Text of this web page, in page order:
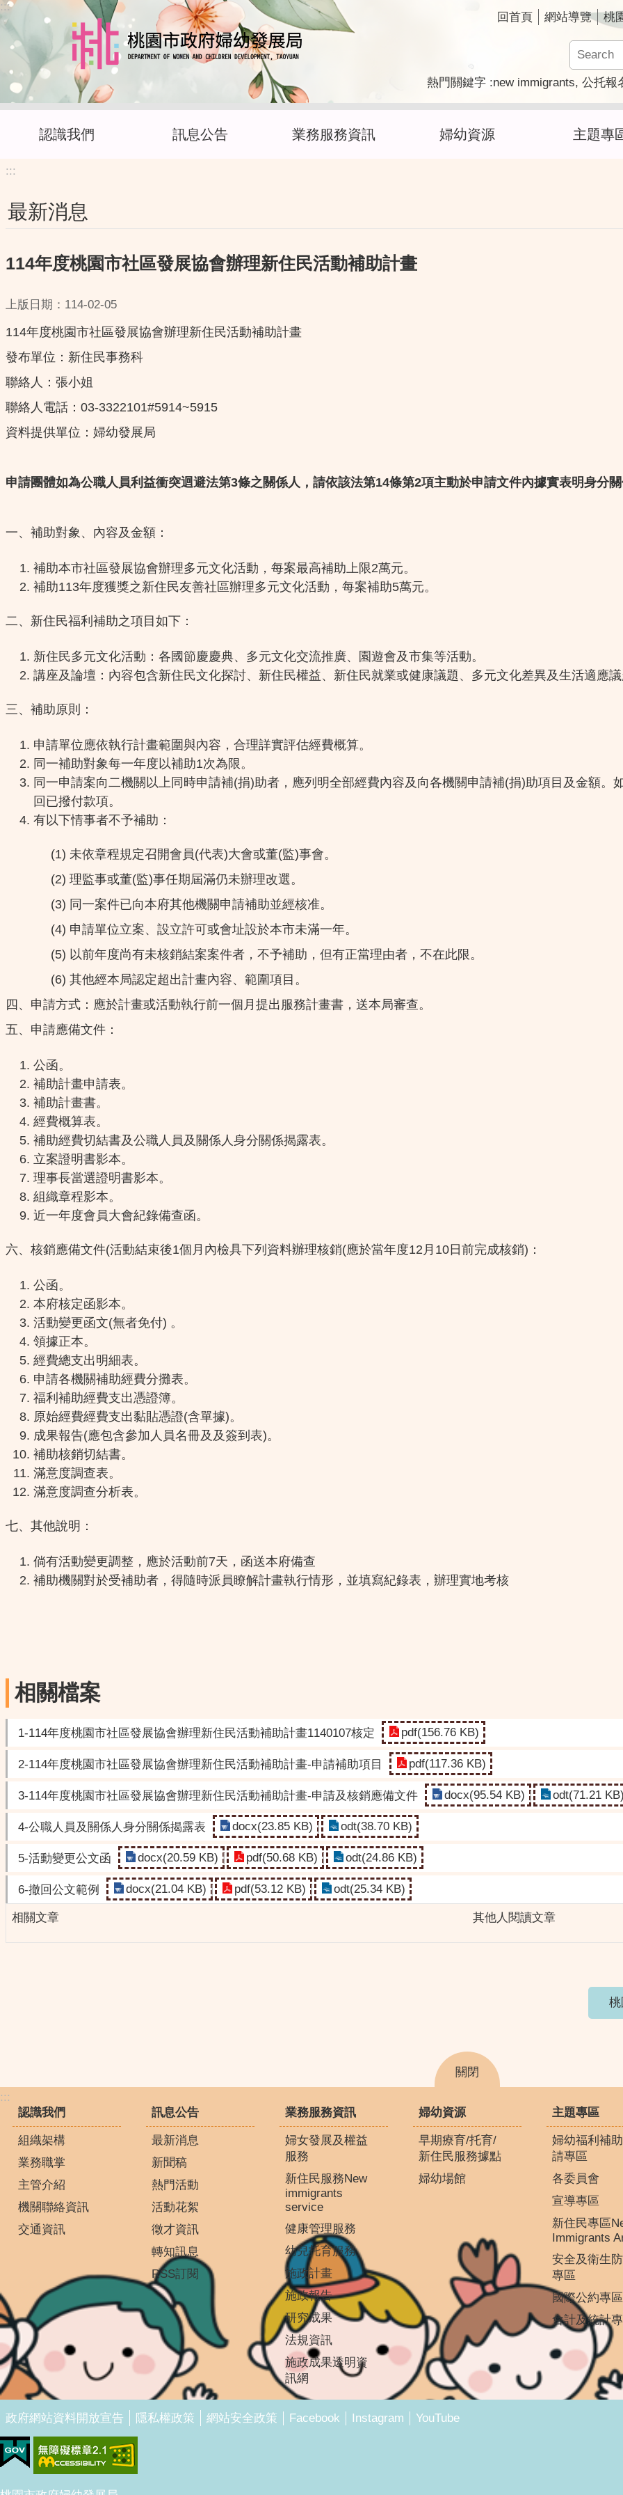
跳到主要內容區塊
:::
回首頁 網站導覽 桃
熱門關鍵字 new immigrants 公托報
認識我們 訊息公告 業務服務資訊 婦幼資源 主題專
:::
最新消息
114年度桃園市社區發展協會辦理新住民活動補助計畫
上版日期：114-02-05
114年度桃園市社區發展協會辦理新住民活動補助計畫
發布單位：新住民事務科
聯絡人：張小姐
聯絡人電話：03-3322101#5914~5915
資料提供單位：婦幼發展局
申請團體如為公職人員利益衝突迴避法第3條之關係人，請依該法第14條第2項主動於申請文件內據實表明身分
一、補助對象、內容及金額：
補助本市社區發展協會辦理多元文化活動，每案最高補助上限2萬元。
補助113年度獲獎之新住民友善社區辦理多元文化活動，每案補助5萬元。
二、新住民福利補助之項目如下：
新住民多元文化活動：各國節慶慶典、多元文化交流推廣、園遊會及市集等活動。
講座及論壇：內容包含新住民文化探討、新住民權益、新住民就業或健康議題、多元文化差異及生活適應
三、補助原則：
申請單位應依執行計畫範圍與內容，合理詳實評估經費概算。
同一補助對象每一年度以補助1次為限。
同一申請案向二機關以上同時申請補(捐)助者，應列明全部經費內容及向各機關申請補(捐)助項目及金額
回已撥付款項。
有以下情事者不予補助：
(1) 未依章程規定召開會員(代表)大會或董(監)事會。
(2) 理監事或董(監)事任期屆滿仍未辦理改選。
(3) 同一案件已向本府其他機關申請補助並經核准。
(4) 申請單位立案、設立許可或會址設於本市未滿一年。
(5) 以前年度尚有未核銷結案案件者，不予補助，但有正當理由者，不在此限。
(6) 其他經本局認定超出計畫內容、範圍項目。
四、申請方式：應於計畫或活動執行前一個月提出服務計畫書，送本局審查。
五、申請應備文件：
公函。
補助計畫申請表。
補助計畫書。
經費概算表。
補助經費切結書及公職人員及關係人身分關係揭露表。
立案證明書影本。
理事長當選證明書影本。
組織章程影本。
近一年度會員大會紀錄備查函。
六、核銷應備文件(活動結束後1個月內檢具下列資料辦理核銷(應於當年度12月10日前完成核銷)：
公函。
本府核定函影本。
活動變更函文(無者免付) 。
領據正本。
經費總支出明細表。
申請各機關補助經費分攤表。
福利補助經費支出憑證簿。
原始經費經費支出黏貼憑證(含單據)。
成果報告(應包含參加人員名冊及及簽到表)。
補助核銷切結書。
滿意度調查表。
滿意度調查分析表。
七、其他說明：
倘有活動變更調整，應於活動前7天，函送本府備查
補助機關對於受補助者，得隨時派員瞭解計畫執行情形，並填寫紀錄表，辦理實地考核
相關檔案
1-114年度桃園市社區發展協會辦理新住民活動補助計畫1140107核定 pdf(156.76 KB)
2-114年度桃園市社區發展協會辦理新住民活動補助計畫-申請補助項目 pdf(117.36 KB)
3-114年度桃園市社區發展協會辦理新住民活動補助計畫-申請及核銷應備文件 docx(95.54 KB) odt(71.21
4-公職人員及關係人身分關係揭露表 docx(23.85 KB) odt(38.70 KB)
5-活動變更公文函 docx(20.59 KB) pdf(50.68 KB) odt(24.86 KB)
6-撤回公文範例 docx(21.04 KB) pdf(53.12 KB) odt(25.34 KB)
相關文章 其他人閱讀文章
關閉
:::
認識我們
組織架構
業務職掌
主管介紹
機關聯絡資訊
交通資訊
訊息公告
最新消息
新聞稿
熱門活動
活動花絮
徵才資訊
轉知訊息
RSS訂閱
業務服務資訊
婦女發展及權益
服務
新住民服務New
immigrants
service
健康管理服務
幼兒托育服務
施政計畫
施政報告
研究成果
法規資訊
施政成果透明資
訊網
婦幼資源
早期療育/托育/
新住民服務據點
婦幼場館
主題專區
婦幼福利補
請專區
各委員會
宣導專區
新住民專區
Immigrants
安全及衛生
專區
國際公約專區
會計及統計
政府網站資料開放宣告 隱私權政策 網站安全政策 Facebook Instagram YouTube